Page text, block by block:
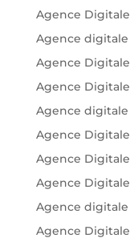
Agence
Agence
Agence
Agence
Agence
Agence
Agence
Agence
Agence digitale
Agence